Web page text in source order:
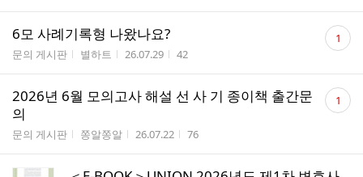
뉴
6모 사례기록형 나왔나요?
게시판명
문의 게시판 작성자
별하트 작성시간
26.07.29 조회수
42
댓
글 1
2026년 6월 모의고사 해설 선 사 기 종이책 출간문
의
게시판명
문의 게시판 작성자
쫑알쫑알 작성시간
26.07.22 조회수
76
댓
글 1